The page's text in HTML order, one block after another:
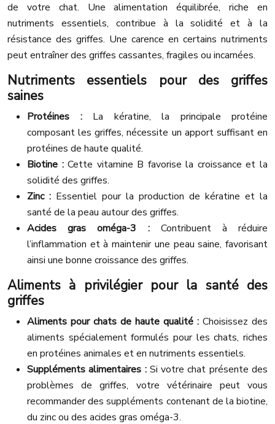
de votre chat. Une alimentation équilibrée, riche en
nutriments essentiels, contribue à la solidité et à la
résistance des griffes. Une carence en certains nutriments
peut entraîner des griffes cassantes, fragiles ou incarnées.
Nutriments essentiels pour des griffes
saines
Protéines : La kératine, la principale protéine
composant les griffes, nécessite un apport suffisant en
protéines de haute qualité.
Biotine :Cette vitamine B favorise la croissance et la
solidité des griffes.
Zinc : Essentiel pour la production de kératine et la
santé de la peau autour des griffes.
Acides gras oméga-3 : Contribuent à réduire
l’inflammation et à maintenir une peau saine, favorisant
ainsi une bonne croissance des griffes.
Aliments à privilégier pour la santé des
griffes
Aliments pour chats de haute qualité : Choisissez des
aliments spécialement formulés pour les chats, riches
en protéines animales et en nutriments essentiels.
Suppléments alimentaires : Si votre chat présente des
problèmes de griffes, votre vétérinaire peut vous
recommander des suppléments contenant de la biotine,
du zinc ou des acides gras oméga-3.